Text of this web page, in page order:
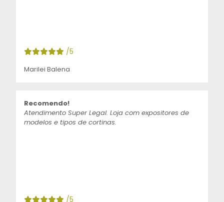
/5
Marilei Balena
Recomendo!
Atendimento Super Legal. Loja com expositores de
modelos e tipos de cortinas.
/5